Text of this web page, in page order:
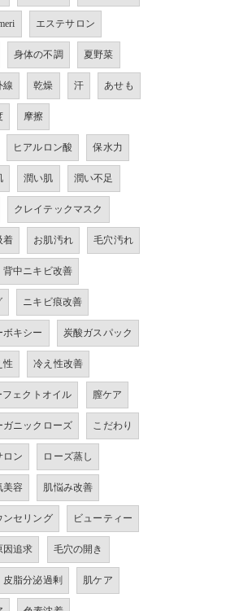
エステサロン
身体の不調 夏野菜
線 乾燥 汗 あせも
摩擦
ヒアルロン酸 保水力
潤い肌 潤い不足
クレイテックマスク
着 お肌汚れ 毛穴汚れ
背中ニキビ改善
ニキビ痕改善
ボキシー 炭酸ガスパック
性 冷え性改善
ェクトオイル 膣ケア
ガニックローズ こだわり
ロン ローズ蒸し
美容 肌悩み改善
ンセリング ビューティー
因追求 毛穴の開き
皮脂分泌過剰 肌ケア